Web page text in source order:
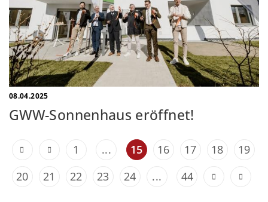
08.04.2025
GWW-Sonnenhaus eröffnet!
1 ... 15 16 17 18
19
20
21 22 23 24 ... 44